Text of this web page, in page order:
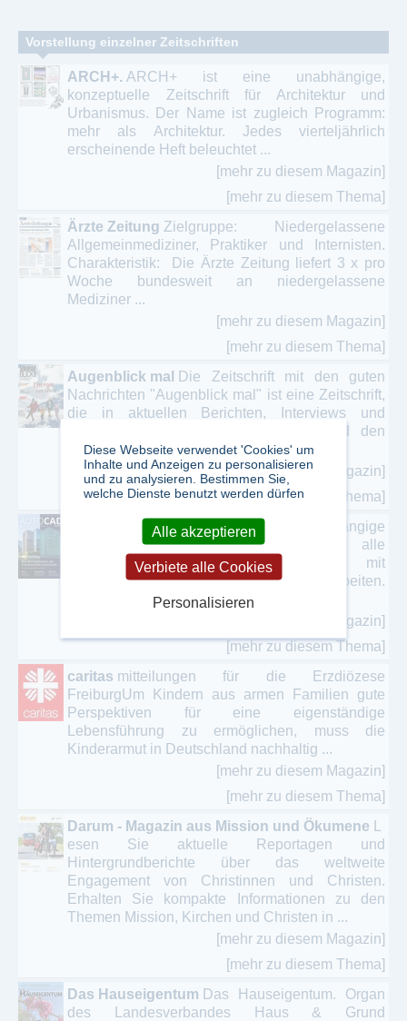
Vorstellung einzelner Zeitschriften
ARCH+. ARCH+ ist eine unabhängige,
konzeptuelle Zeitschrift für Architektur und
Urbanismus. Der Name ist zugleich Programm:
mehr als Architektur. Jedes vierteljährlich
erscheinende Heft beleuchtet ...
[mehr zu diesem Magazin]
[mehr zu diesem Thema]
Ärzte Zeitung Zielgruppe: Niedergelassene
Allgemeinmediziner, Praktiker und Internisten.
Charakteristik: Die Ärzte Zeitung liefert 3 x pro
Woche bundesweit an niedergelassene
Mediziner ...
[mehr zu diesem Magazin]
[mehr zu diesem Thema]
Augenblick mal
Die Zeitschrift mit den guten
Nachrichten "Augenblick mal" ist eine Zeitschrift,
die in aktuellen Berichten, Interviews und
Reportagen die biblische Botschaft und den
christlichen Glauben ...
[mehr zu diesem Magazin]
[mehr zu diesem Thema]
AUTOCAD Magazin Die herstellerunabhängige
Fachzeitschrift wendet sich an alle
Anwender und Entscheider, die mit
Softwarelösungen von Autodesk arbeiten.
Das Magazin gibt praktische ...
[mehr zu diesem Magazin]
[mehr zu diesem Thema]
caritas mitteilungen für die Erzdiözese
FreiburgUm Kindern aus armen Familien gute
Perspektiven für eine eigenständige
Lebensführung zu ermöglichen, muss die
Kinderarmut in Deutschland nachhaltig ...
[mehr zu diesem Magazin]
[mehr zu diesem Thema]
Darum - Magazin aus Mission und Ökumene
esen Sie aktuelle Reportagen und
Hintergrundberichte über das weltweite
Engagement von Christinnen und Christen.
Erhalten Sie kompakte Informationen zu den
Themen Mission, Kirchen und Christen in ...
[mehr zu diesem Magazin]
[mehr zu diesem Thema]
Das Hauseigentum Das Hauseigentum. Organ
des Landesverbandes Haus & Grund
Diese Webseite verwendet 'Cookies' um
Inhalte und Anzeigen zu personalisieren
und zu analysieren. Bestimmen Sie,
welche Dienste benutzt werden dürfen
Alle akzeptieren
Verbiete alle Cookies
Personalisieren